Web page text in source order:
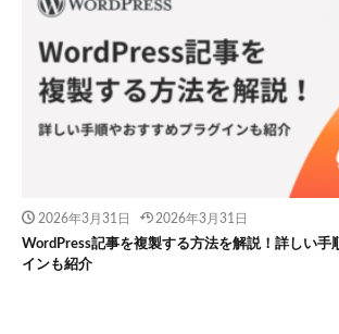
2026年3月31日 2026年3月31日
WordPress記事を複製する方法を解説！詳しい手
インも紹介